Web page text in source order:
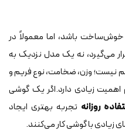
خوش‌ساخت باشد، اما معمولاً در
می‌گیرد، نه یک مدل نزدیک به
نیست؛ وزن، ضخامت، نوع فریم و
زیادی دارد.اگر یک گوشی
روزانه تجربه بهتری ایجاد
زیادی با گوشی کار می‌کنند.